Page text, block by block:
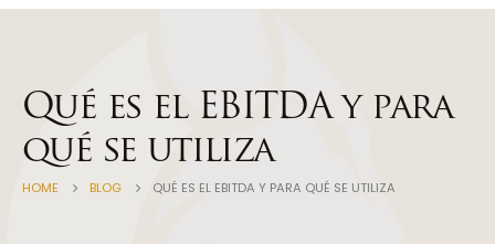
Qué es el EBITDA y para
qué se utiliza
HOME BLOG QUÉ ES EL EBITDA Y PARA QUÉ SE UTILIZA